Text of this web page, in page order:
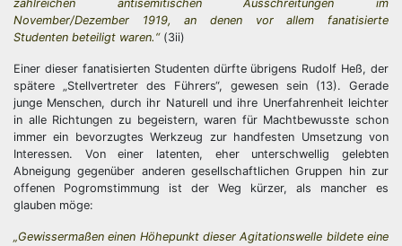
zahlreichen antisemitischen Ausschreitungen im
November/Dezember 1919, an denen vor allem fanatisierte
Studenten beteiligt waren.“(3ii)
Einer dieser fanatisierten Studenten dürfte übrigens Rudolf Heß, der
spätere „Stellvertreter des Führers“, gewesen sein (13). Gerade
junge Menschen, durch ihr Naturell und ihre Unerfahrenheit leichter
in alle Richtungen zu begeistern, waren für Machtbewusste schon
immer ein bevorzugtes Werkzeug zur handfesten Umsetzung von
Interessen. Von einer latenten, eher unterschwellig gelebten
Abneigung gegenüber anderen gesellschaftlichen Gruppen hin zur
offenen Pogromstimmung ist der Weg kürzer, als mancher es
glauben möge:
„Gewissermaßen einen Höhepunkt dieser Agitationswelle bildete eine